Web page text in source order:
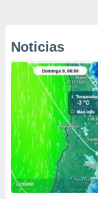
Noticias